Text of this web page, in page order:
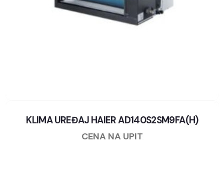
KLIMA UREĐAJ HAIER AD140S2SM9FA(H)
CENA NA UPIT